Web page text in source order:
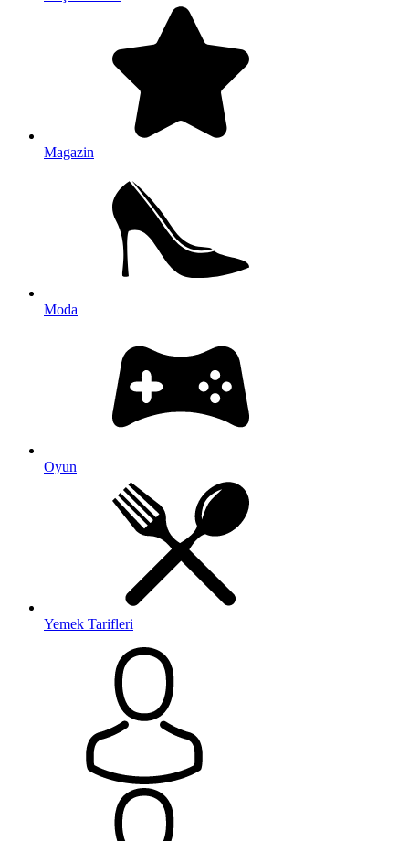
Magazin
Moda
Oyun
Yemek Tarifleri